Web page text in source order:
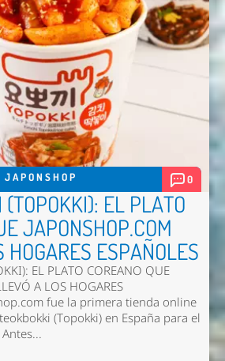
JAPONSHOP 0
(TOPOKKI): EL PLATO
JAPONSHOP.COM
HOGARES ESPAÑOLES
EL PLATO COREANO QUE
A LOS HOGARES
fue la primera tienda online
(Topokki) en España para el